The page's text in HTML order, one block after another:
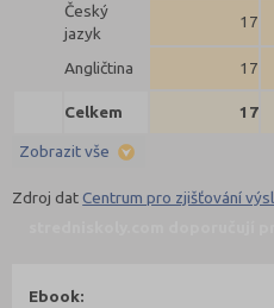
Český
jazyk
17
Angličtina 17
Celkem 17
Zobrazit vše
Zdroj datCentrum pro zjišťování
Ebook: